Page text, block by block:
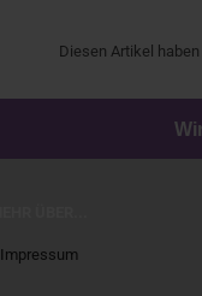
Diesen Artikel
Impressum